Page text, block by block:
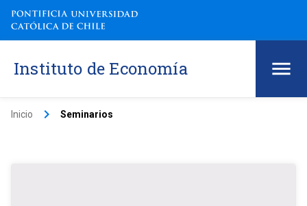
Instituto de Economía
Inicio keyboard_arrow_right Seminarios